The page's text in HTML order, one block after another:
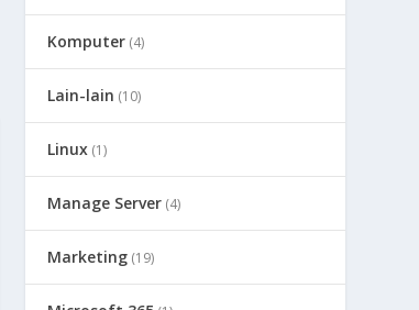
Komputer (4)
Lain-lain (10)
Linux (1)
Manage Server (4)
Marketing (19)